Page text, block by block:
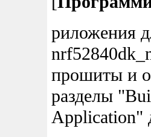
риложения
прошиты и
разделы
Application"